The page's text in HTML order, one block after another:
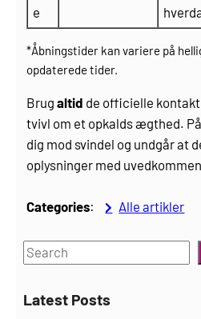
e
*Åbningstider kan variere på
opdaterede tider.
Brugaltid de officielle
tvivl om et opkalds ægthed.
dig mod svindel og undgår at
oplysninger med
Categories: Alle artikler
S
aLatest Posts